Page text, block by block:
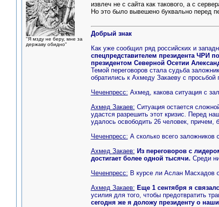
"Я мзду не беру, мне за
державу обидно"
извлеч не с сайта как такового, а с
Но это было вывешено буквально перед
Добрый знак
Как уже сообщил ряд российских и
спецпредставителем президента ЧРИ
президентом Северной Осетии
Темой переговоров стала судьба
обратились к Ахмеду Закаеву с просьбой
Чеченпресс: Ахмед, какова ситуация с
Ахмед Закаев: Ситуация остается
удастся разрешить этот кризис. Перед
удалось освободить 26 человек, причем,
Чеченпресс: А сколько всего
Ахмед Закаев: Из переговоров с
достигает более одной тысячи. Среди
Чеченпресс: В курсе ли Аслан Масхадов
Ахмед Закаев: Еще 1 сентября я
усилия для того, чтобы предотвратить
сегодня же я доложу президенту о